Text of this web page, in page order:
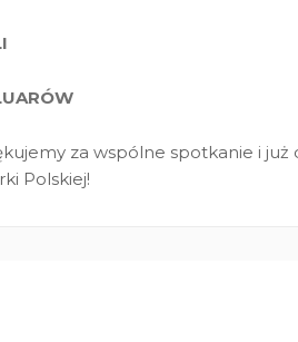
za wspólne spotkanie i już
Polskiej!